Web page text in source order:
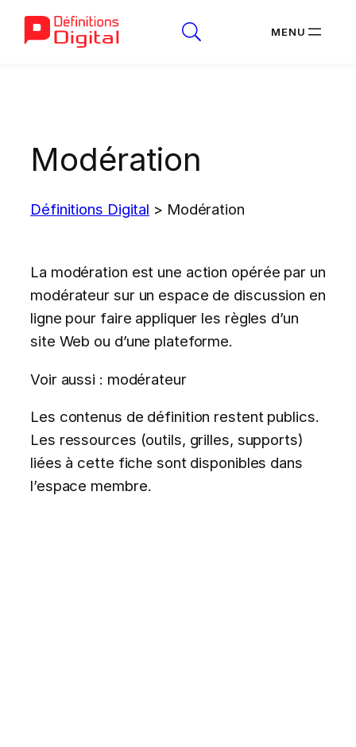
Modération
Définitions Digital > Modération
La modération est une action opérée par un
modérateur sur un espace de discussion en
ligne pour faire appliquer les règles d’un
site Web ou d’une plateforme.
Voir aussi : modérateur
Les contenus de définition restent publics.
Les ressources (outils, grilles, supports)
liées à cette fiche sont disponibles dans
l’espace membre.